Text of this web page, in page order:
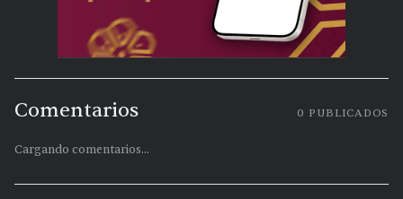
Comentarios 0 PUBLICADOS
Cargando comentarios...